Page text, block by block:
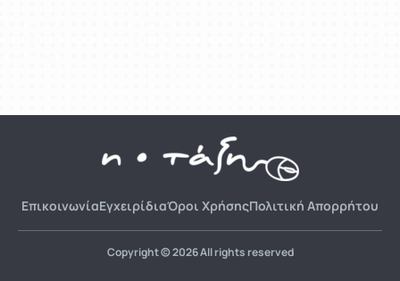
ΕπικοινωνίαΕγχειρίδιαΌροι ΧρήσηςΠολιτική Απορρήτου
Copyright © 2026 All rights reserved